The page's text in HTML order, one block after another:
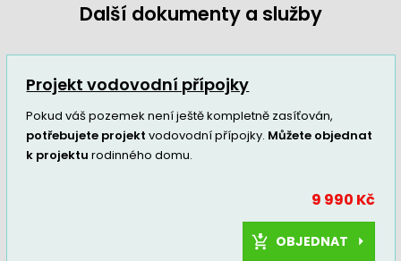
Další dokumenty a služby
Projekt vodovodní přípojky
Pokud váš pozemek není ještě kompletně zasíťován,
potřebujete projekt vodovodní přípojky. Můžete objednat
k projektu rodinného domu.
9 990 Kč
OBJEDNAT